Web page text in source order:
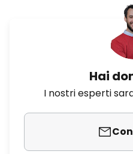
Hai
I nostri esperti